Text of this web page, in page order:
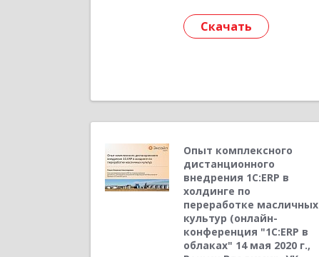
Скачать
Опыт комплексного
дистанционного
внедрения 1C:ERP в
холдинге по
переработке масличных
культур (онлайн-
конференция "1С:ERP в
облаках" 14 мая 2020 г.,